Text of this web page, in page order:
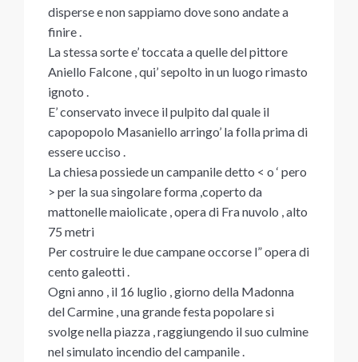
disperse e non sappiamo dove sono andate a
finire .
La stessa sorte e’ toccata a quelle del pittore
Aniello Falcone , qui’ sepolto in un luogo rimasto
ignoto .
E’ conservato invece il pulpito dal quale il
capopopolo Masaniello arringo’ la folla prima di
essere ucciso .
La chiesa possiede un campanile detto < o ‘ pero
> per la sua singolare forma ,coperto da
mattonelle maiolicate , opera di Fra nuvolo , alto
75 metri
Per costruire le due campane occorse l” opera di
cento galeotti .
Ogni anno , il 16 luglio , giorno della Madonna
del Carmine , una grande festa popolare si
svolge nella piazza , raggiungendo il suo culmine
nel simulato incendio del campanile .